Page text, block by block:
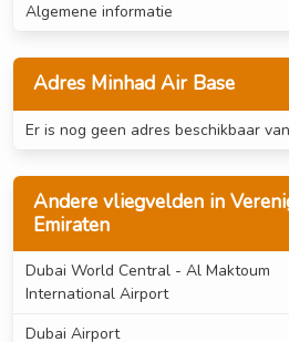
Algemene informatie
Adres Minhad Air Base
Er is nog geen adres beschikbaar
Andere vliegvelden in
Emiraten
Dubai World Central - Al Maktoum
International Airport
Dubai Airport